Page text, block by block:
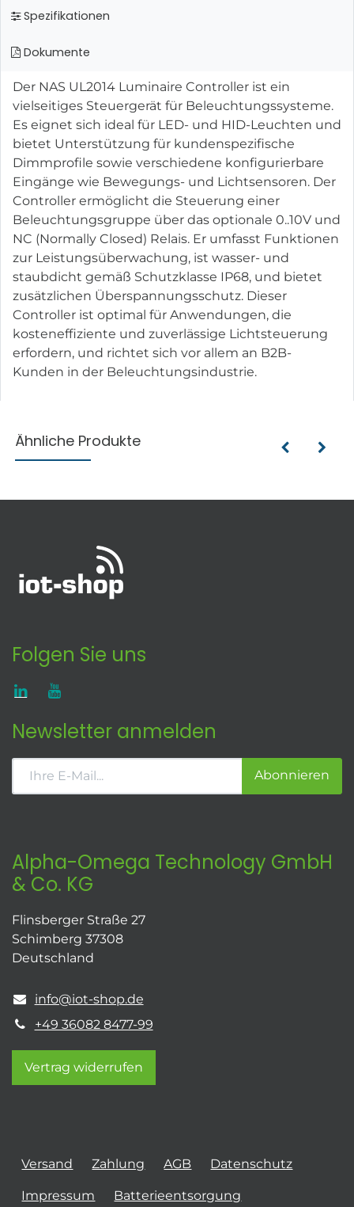
Spezifikationen
Dokumente
Der NAS UL2014 Luminaire Controller ist ein
vielseitiges Steuergerät für Beleuchtungssysteme.
Es eignet sich ideal für LED- und HID-Leuchten und
bietet Unterstützung für kundenspezifische
Dimmprofile sowie verschiedene konfigurierbare
Eingänge wie Bewegungs- und Lichtsensoren. Der
Controller ermöglicht die Steuerung einer
Beleuchtungsgruppe über das optionale 0..10V und
NC (Normally Closed) Relais. Er umfasst Funktionen
zur Leistungsüberwachung, ist wasser- und
staubdicht gemäß Schutzklasse IP68, und bietet
zusätzlichen Überspannungsschutz. Dieser
Controller ist optimal für Anwendungen, die
kosteneffiziente und zuverlässige Lichtsteuerung
erfordern, und richtet sich vor allem an B2B-
Kunden in der Beleuchtungsindustrie.
Ähnliche Produkte
Folgen Sie uns
Newsletter anmelden
Abonnieren
Alpha-Omega Technology GmbH
& Co. KG
Flinsberger Straße 27
Schimberg 37308
Deutschland
info@iot-shop.de
+49 36082 8477-99
Vertrag widerrufen
Versand Zahlung AGB Datenschutz
Impressum Batterieentsorgung